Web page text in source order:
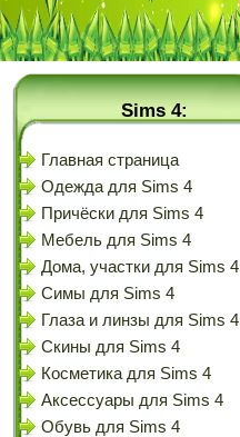
Sims 4:
Главная страница
Одежда для Sims 4
Причёски для Sims 4
Мебель для Sims 4
Дома, участки для Sims 4
Симы для Sims 4
Глаза и линзы для Sims 4
Скины для Sims 4
Косметика для Sims 4
Аксессуары для Sims 4
Обувь для Sims 4